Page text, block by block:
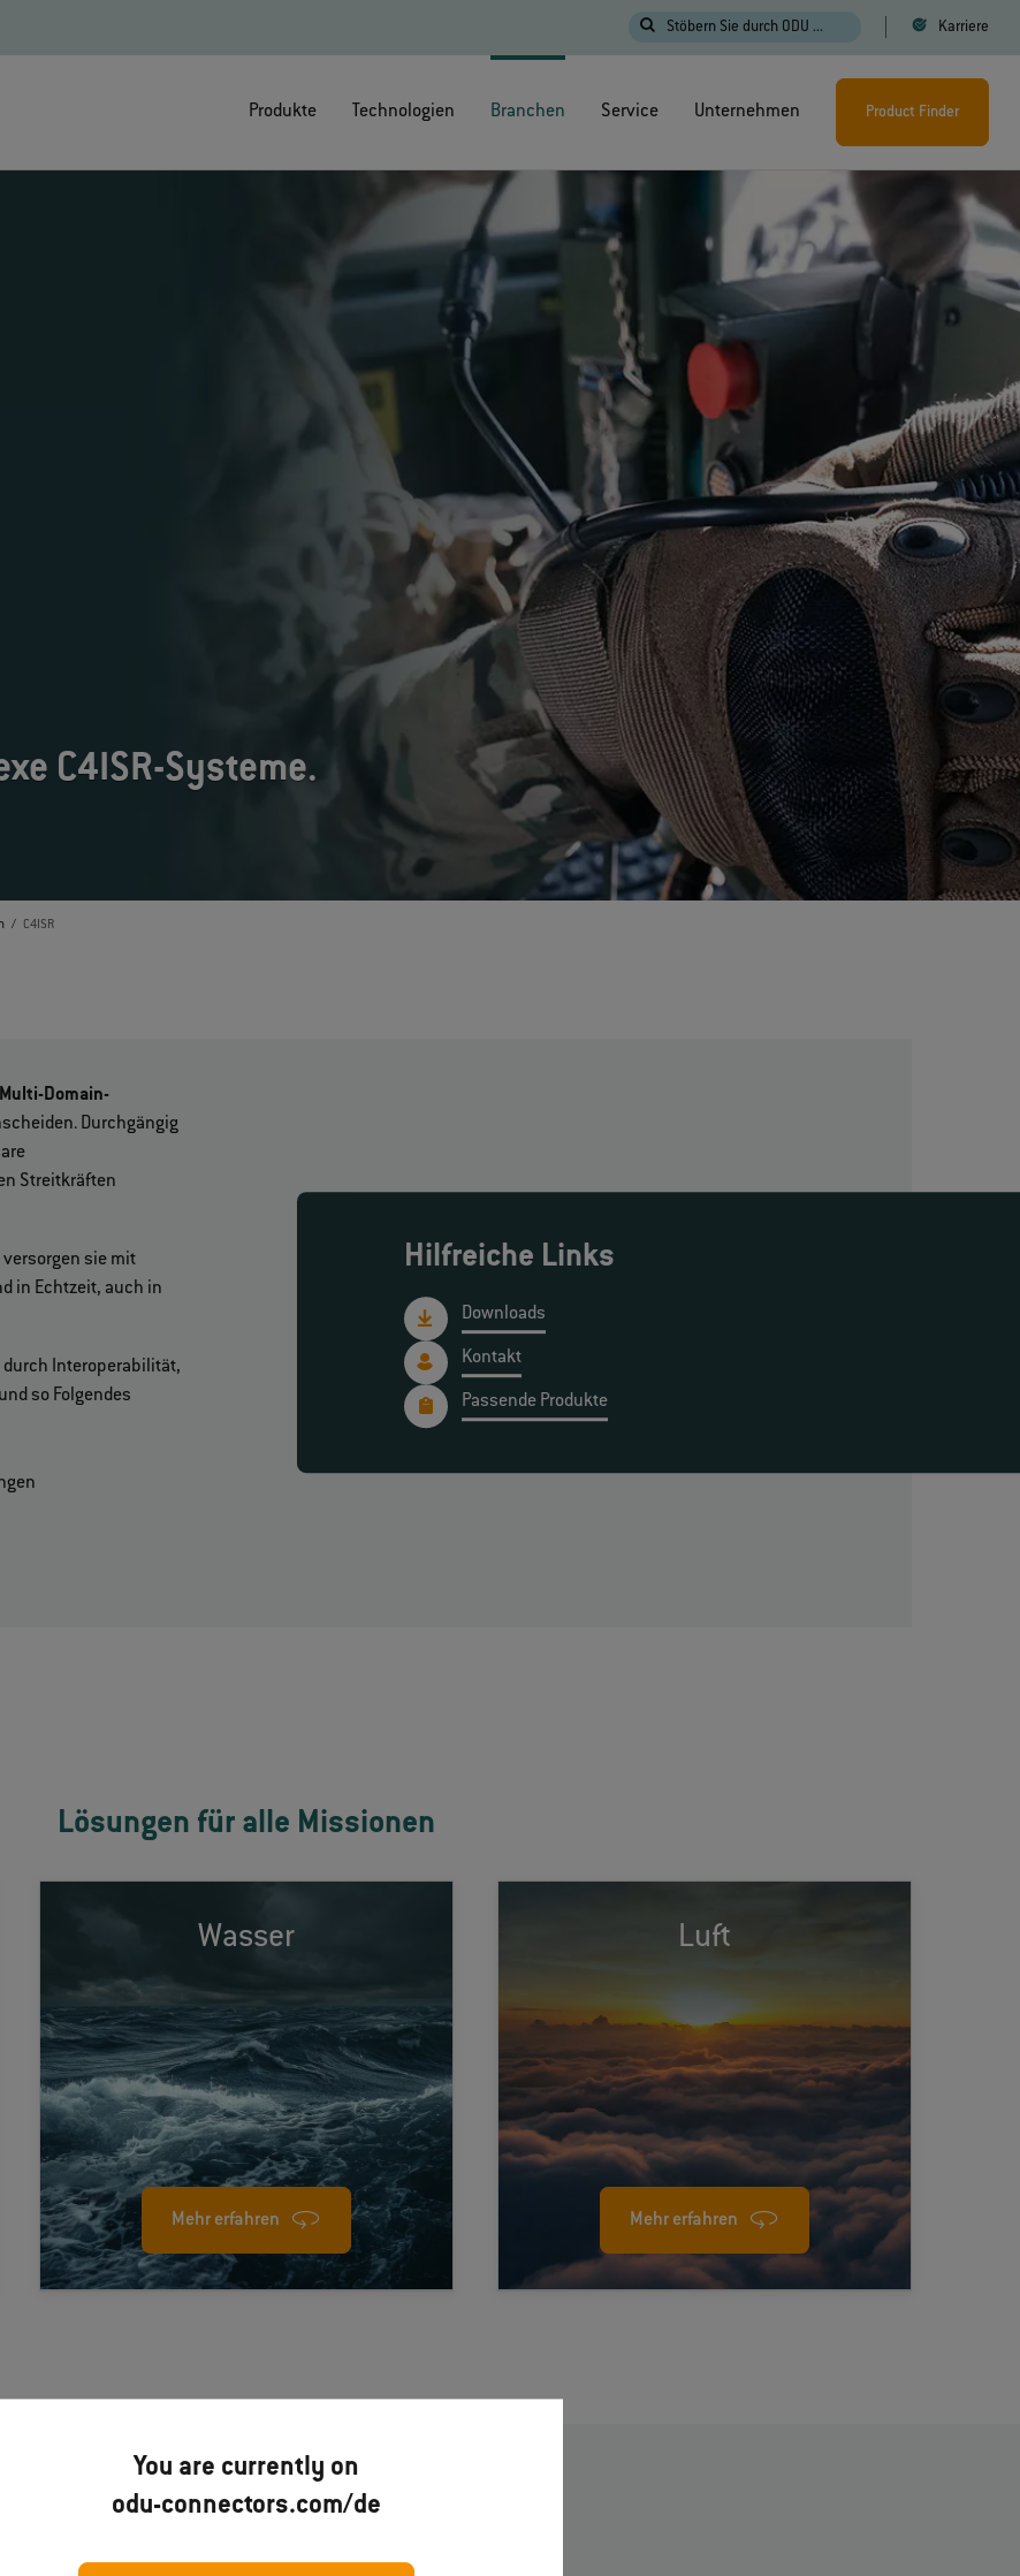
You are currently on
odu-connectors.com/de
Stöbern Sie durch ODU ... Karriere
Produkte Technologien Branchen Service Unternehmen Product Finder
C4ISR-Systeme.
C4ISR
Multi-Domain-
Durchgängig
Streitkräften
sie mit
in Echtzeit, auch in
Interoperabilität,
so Folgendes
Hilfreiche Links
Downloads
Kontakt
Passende Produkte
Lösungen für alle Missionen
Wasser
Mehr erfahren
Anwendungen im maritimen Umfeld, wie
von Schiffen, Radarsysteme oder
Missionssysteme auf U-Booten und
unbemannten Schiffen, erfordern
abgedichtete, korrosionsbeständige
Steckverbinder, die für den langfristigen
Einsatz in Salzwasser und bei hoher
Luftfeuchtigkeit ausgelegt sind.
Luft
Mehr erfahren
C4ISR-Anwendungen in der Luftfahrt erfordern
großer Höhe standhalten. Bei bemannten und
unbemannten Flugsystemen gibt es keinen
Spielraum für Ausfälle.